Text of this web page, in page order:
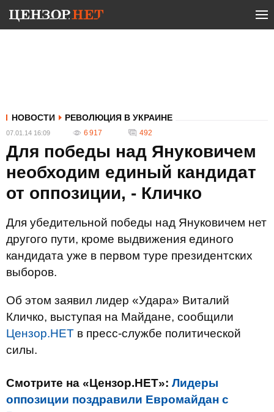
НОВОСТИ РЕВОЛЮЦИЯ В УКРАИНЕ
07.01.14 16:09 6 917 492
Для победы над Януковичем
необходим единый кандидат
от оппозиции, - Кличко
Для убедительной победы над Януковичем нет
другого пути, кроме выдвижения единого
кандидата уже в первом туре президентских
выборов.
Об этом заявил лидер «Удара» Виталий
Кличко, выступая на Майдане, сообщили
Цензор.НЕТ в пресс-службе политической
силы.
Смотрите на «Цензор.НЕТ»: Лидеры
оппозиции поздравили Евромайдан с